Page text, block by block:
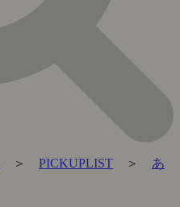
＞ PICKUPLIST ＞ あ